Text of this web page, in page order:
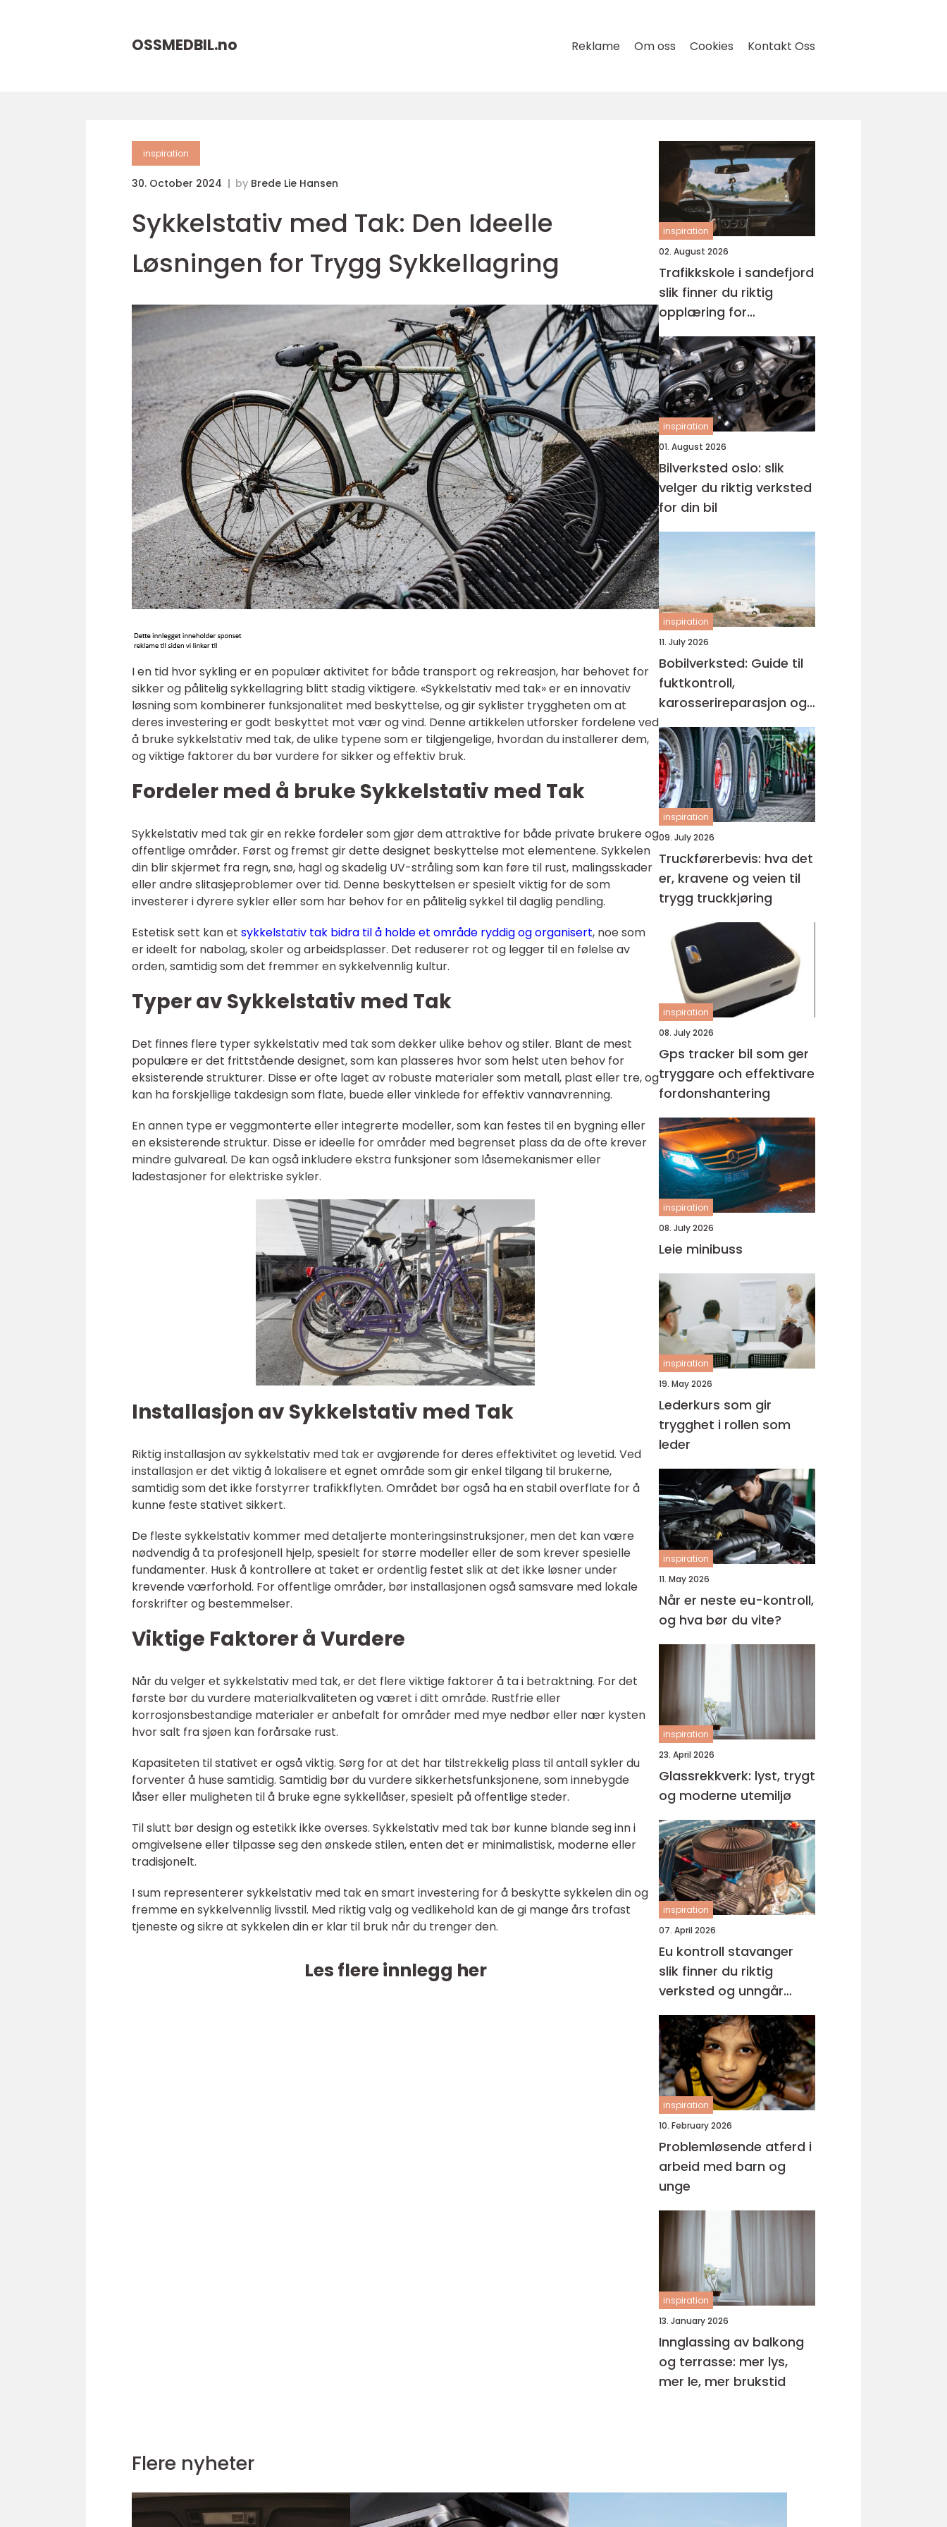
OSSMEDBIL.no Reklame Om oss Cookies Kontakt Oss
inspiration
30. October 2024 by Brede Lie Hansen
Sykkelstativ med Tak: Den Ideelle
Løsningen for Trygg Sykkellagring
I en tid hvor sykling er en populær aktivitet for både transport og rekreasjon, har behovet for
sikker og pålitelig sykkellagring blitt stadig viktigere. «Sykkelstativ med tak» er en innovativ
løsning som kombinerer funksjonalitet med beskyttelse, og gir syklister tryggheten om at
deres investering er godt beskyttet mot vær og vind. Denne artikkelen utforsker fordelene ved
å bruke sykkelstativ med tak, de ulike typene som er tilgjengelige, hvordan du installerer dem,
og viktige faktorer du bør vurdere for sikker og effektiv bruk.
Fordeler med å bruke Sykkelstativ med Tak
Sykkelstativ med tak gir en rekke fordeler som gjør dem attraktive for både private brukere og
offentlige områder. Først og fremst gir dette designet beskyttelse mot elementene. Sykkelen
din blir skjermet fra regn, snø, hagl og skadelig UV-stråling som kan føre til rust, malingsskader
eller andre slitasjeproblemer over tid. Denne beskyttelsen er spesielt viktig for de som
investerer i dyrere sykler eller som har behov for en pålitelig sykkel til daglig pendling.
Estetisk sett kan et sykkelstativ tak bidra til å holde et område ryddig og organisert, noe som
er ideelt for nabolag, skoler og arbeidsplasser. Det reduserer rot og legger til en følelse av
orden, samtidig som det fremmer en sykkelvennlig kultur.
Typer av Sykkelstativ med Tak
Det finnes flere typer sykkelstativ med tak som dekker ulike behov og stiler. Blant de mest
populære er det frittstående designet, som kan plasseres hvor som helst uten behov for
eksisterende strukturer. Disse er ofte laget av robuste materialer som metall, plast eller tre, og
kan ha forskjellige takdesign som flate, buede eller vinklede for effektiv vannavrenning.
En annen type er veggmonterte eller integrerte modeller, som kan festes til en bygning eller
en eksisterende struktur. Disse er ideelle for områder med begrenset plass da de ofte krever
mindre gulvareal. De kan også inkludere ekstra funksjoner som låsemekanismer eller
ladestasjoner for elektriske sykler.
Installasjon av Sykkelstativ med Tak
Riktig installasjon av sykkelstativ med tak er avgjørende for deres effektivitet og levetid. Ved
installasjon er det viktig å lokalisere et egnet område som gir enkel tilgang til brukerne,
samtidig som det ikke forstyrrer trafikkflyten. Området bør også ha en stabil overflate for å
kunne feste stativet sikkert.
De fleste sykkelstativ kommer med detaljerte monteringsinstruksjoner, men det kan være
nødvendig å ta profesjonell hjelp, spesielt for større modeller eller de som krever spesielle
fundamenter. Husk å kontrollere at taket er ordentlig festet slik at det ikke løsner under
krevende værforhold. For offentlige områder, bør installasjonen også samsvare med lokale
forskrifter og bestemmelser.
Viktige Faktorer å Vurdere
Når du velger et sykkelstativ med tak, er det flere viktige faktorer å ta i betraktning. For det
første bør du vurdere materialkvaliteten og været i ditt område. Rustfrie eller
korrosjonsbestandige materialer er anbefalt for områder med mye nedbør eller nær kysten
hvor salt fra sjøen kan forårsake rust.
Kapasiteten til stativet er også viktig. Sørg for at det har tilstrekkelig plass til antall sykler du
forventer å huse samtidig. Samtidig bør du vurdere sikkerhetsfunksjonene, som innebygde
låser eller muligheten til å bruke egne sykkellåser, spesielt på offentlige steder.
Til slutt bør design og estetikk ikke overses. Sykkelstativ med tak bør kunne blande seg inn i
omgivelsene eller tilpasse seg den ønskede stilen, enten det er minimalistisk, moderne eller
tradisjonelt.
I sum representerer sykkelstativ med tak en smart investering for å beskytte sykkelen din og
fremme en sykkelvennlig livsstil. Med riktig valg og vedlikehold kan de gi mange års trofast
tjeneste og sikre at sykkelen din er klar til bruk når du trenger den.
Les flere innlegg her
inspiration
02. August 2026
Trafikkskole i sandefjord
slik finner du riktig
opplæring for
førerkortet
inspiration
01. August 2026
Bilverksted oslo: slik
velger du riktig verksted
for din bil
inspiration
11. July 2026
Bobilverksted: Guide til
fuktkontroll,
karosserireparasjon og
teknisk vedlikehold
inspiration
09. July 2026
Truckførerbevis: hva det
er, kravene og veien til
trygg truckkjøring
inspiration
08. July 2026
Gps tracker bil som ger
tryggare och effektivare
fordonshantering
inspiration
08. July 2026
Leie minibuss
inspiration
19. May 2026
Lederkurs som gir
trygghet i rollen som
leder
inspiration
11. May 2026
Når er neste eu-kontroll,
og hva bør du vite?
inspiration
23. April 2026
Glassrekkverk: lyst, trygt
og moderne utemiljø
inspiration
07. April 2026
Eu kontroll stavanger
slik finner du riktig
verksted og unngår
overraskelser
inspiration
10. February 2026
Problemløsende atferd i
arbeid med barn og
unge
inspiration
13. January 2026
Innglassing av balkong
og terrasse: mer lys,
mer le, mer brukstid
Flere nyheter